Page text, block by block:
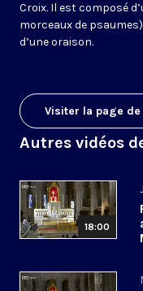
Croix. Il est composé
morceaux de
d’une oraison.
Visiter la page
Autres vidéos
18:00